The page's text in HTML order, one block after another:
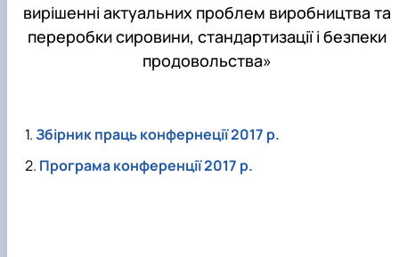
вирішенні актуальних проблем виробництва та
переробки сировини, стандартизації і безпеки
продовольства»
Збірник праць конфернеції 2017 р.
Програма конференції 2017 р.